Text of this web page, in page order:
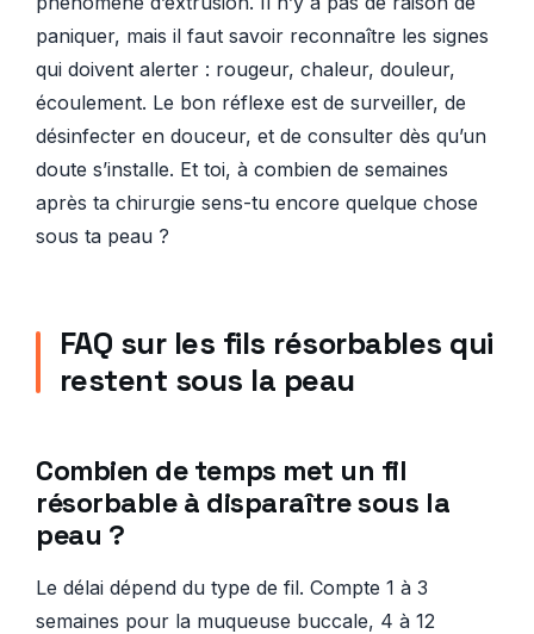
paniquer, mais il faut savoir reconnaître les signes
qui doivent alerter : rougeur, chaleur, douleur,
écoulement. Le bon réflexe est de surveiller, de
désinfecter en douceur, et de consulter dès qu’un
doute s’installe. Et toi, à combien de semaines
après ta chirurgie sens-tu encore quelque chose
sous ta peau ?
FAQ sur les fils résorbables qui
restent sous la peau
Combien de temps met un fil
résorbable à disparaître sous la
peau ?
Le délai dépend du type de fil. Compte 1 à 3
semaines pour la muqueuse buccale, 4 à 12